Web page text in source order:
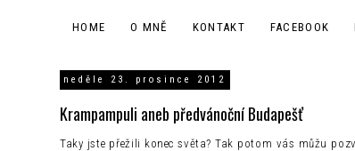
HOME O MNĚ KONTAKT FACEBOOK
neděle 23. prosince 2012
Krampampuli aneb předvánoční Budapešť
Taky jste přežili konec světa? Tak potom vás můžu